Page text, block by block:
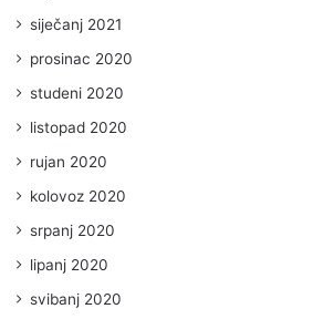
siječanj 2021
prosinac 2020
studeni 2020
listopad 2020
rujan 2020
kolovoz 2020
srpanj 2020
lipanj 2020
svibanj 2020